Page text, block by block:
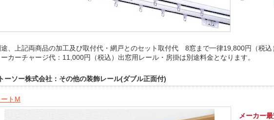
、上記両商品の加工及び取付代・網戸とのセット取付代 8窓まで一律19,800円（税込
カーチャージ代：11,000円（税込）出窓用レール・房掛は別途料金となります。
トーソー株式会社：その他の装飾レール(ダブル正面付)
トM
メーカー